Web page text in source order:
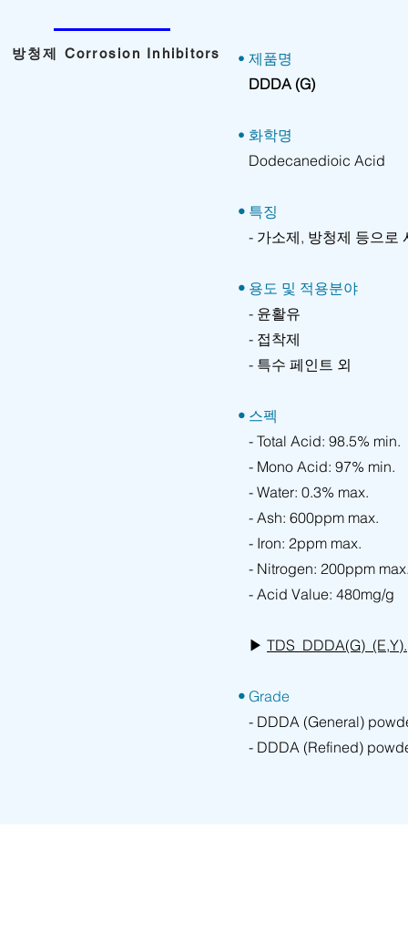
방청제 Corrosion Inhibitors
• 제품명
DDDA (G)
• 화학명
Dodecanedioic Acid
• 특징
- 가소제, 방청제 등으로
• 용도 및 적용분야
- 윤활유
- 접착제
- 특수 페인트 외
• 스펙
- Total Acid: 98.5% min.
- Mono Acid: 97% min.
- Water: 0.3% max.
- Ash: 600ppm max.
- Iron: 2ppm max.
- Nitrogen: 200ppm
- Acid Value: 480mg/g
▶
• Grade
- DDDA (General)
- DDDA (Refined)